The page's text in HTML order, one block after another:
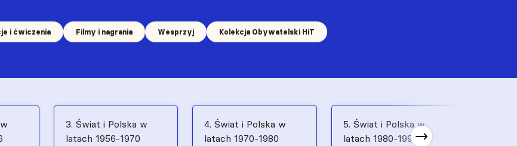
i ćwiczenia Filmy i nagrania Wesprzyj Kolekcja Obywatelski HiT
3. Świat i Polska w
latach 1956-1970
4. Świat i Polska w
latach 1970-1980
5. Świat i Polska w
latach 1980-1991